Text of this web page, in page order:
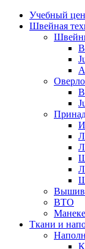
Учебный
Швейная
ВТО
Ткани и